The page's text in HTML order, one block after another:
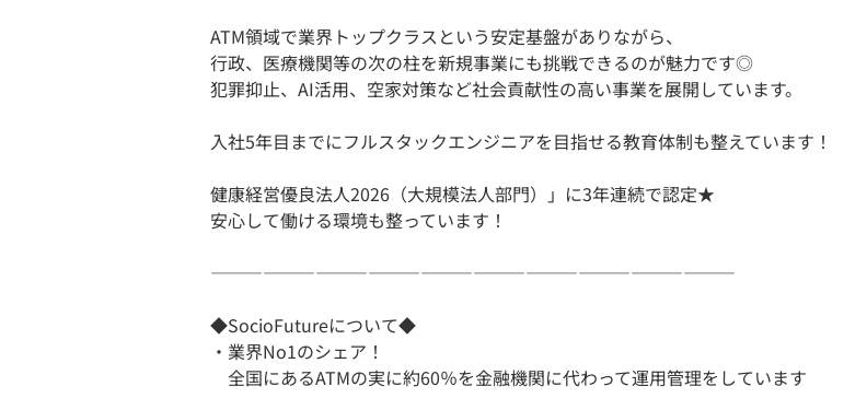
ATM領域で業界トップクラスという安定基盤がありながら、
行政、医療機関等の次の柱を新規事業にも挑戦できるのが魅力です◎
犯罪抑止、AI活用、空家対策など社会貢献性の高い事業を展開しています。
入社5年目までにフルスタックエンジニアを目指せる教育体制も整えています！
健康経営優良法人2026（大規模法人部門）」に3年連続で認定★
安心して働ける環境も整っています！
――――――――――――――――――――――――――――――
◆SocioFutureについて◆
・業界No1のシェア！
全国にあるATMの実に約60％を金融機関に代わって運用管理をしています